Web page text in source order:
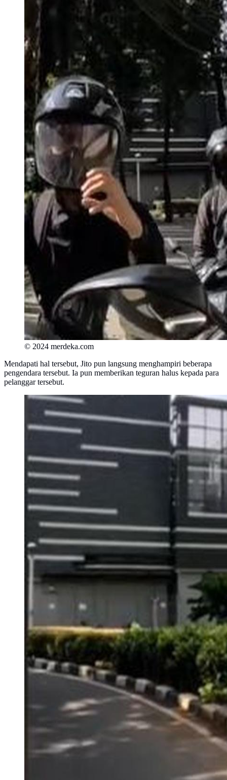
© 2024 merdeka.com
Mendapati hal tersebut, Jito pun langsung menghampiri beberapa
pengendara tersebut. Ia pun memberikan teguran halus kepada para
pelanggar tersebut.